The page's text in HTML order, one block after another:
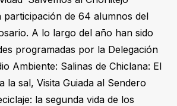
participación de 64 alumnos del
A lo largo del año han sido
programadas por la Delegación
Ambiente: Salinas de Chiclana: El
la sal, Visita Guiada al Sendero
la segunda vida de los